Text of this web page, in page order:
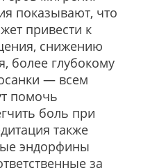
показывают, что
привести к
снижению
более глубокому
— всем
помочь
боль при
также
эндорфины
за